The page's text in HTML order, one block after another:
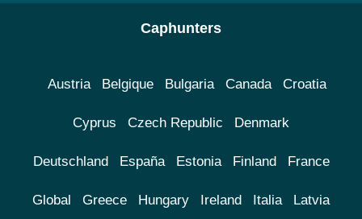
Caphunters
Austria Belgique Bulgaria Canada Croatia
Cyprus Czech Republic Denmark
Deutschland España Estonia Finland France
Global Greece Hungary Ireland Italia Latvia